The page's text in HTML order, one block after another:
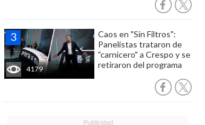
4179
Caos en "Sin Filtros":
Panelistas trataron de
"carnicero" a Crespo y se
retiraron del programa